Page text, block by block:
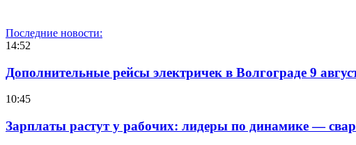
Последние новости:
14:52
Дополнительные рейсы электричек в Волгограде 9
10:45
Зарплаты растут у рабочих: лидеры по динамике —